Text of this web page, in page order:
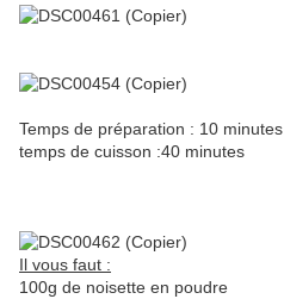
Temps de préparation : 10 minutes
temps de cuisson :40 minutes
Il vous faut :
100g de noisette en poudre